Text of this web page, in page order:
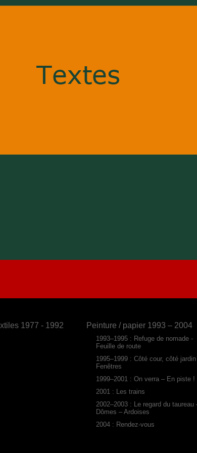
1977 - 1992 Peinture / papier 1993 – 2004
1993–1995 : Refuge de nomade -
Feuille de route
1995–1999 : Côté cour, côté
Fenêtres
1999–2001 : On verra – En piste !
2001 : Les trains
2002–2003 : Le regard du taureau
Dômes – Ardoises
2004 : Rendez-vous